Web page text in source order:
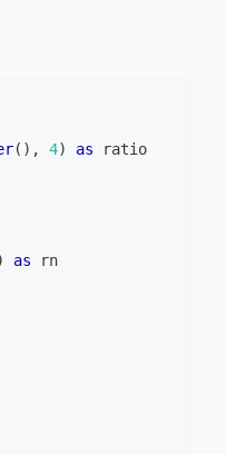
( ) , 4) as ratio
as rn